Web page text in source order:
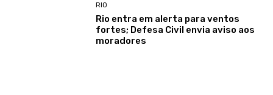
RIO
Rio entra em alerta para ventos
fortes; Defesa Civil envia aviso aos
moradores